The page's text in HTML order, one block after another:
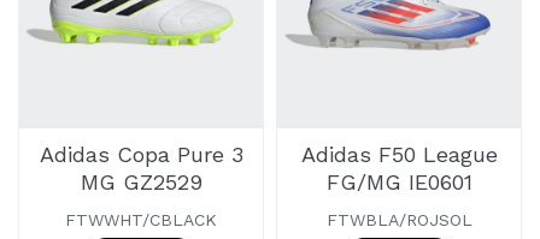
Adidas Copa Pure 3
MG GZ2529
FTWWHT/CBLACK
Adidas F50 League
FG/MG IE0601
FTWBLA/ROJSOL